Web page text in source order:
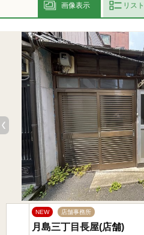
画像表示 リス
NEW 店舗事務所
月島三丁目長屋(店舗)